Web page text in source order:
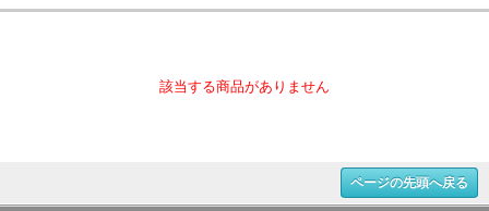
該当する商品がありません
ページの先頭へ戻る